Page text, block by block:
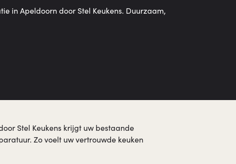
in Apeldoorn door Stel Keukens. Duurzaam,
Stel Keukens krijgt uw bestaande
Zo voelt uw vertrouwde keuken